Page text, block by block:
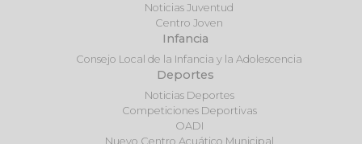
Noticias Juventud
Centro Joven
Infancia
Consejo Local de la Infancia y la Adolescencia
Deportes
Noticias Deportes
Competiciones Deportivas
OADI
Nuevo Centro Acuático Municipal